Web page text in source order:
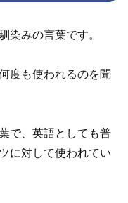
染みの言葉です。
度も使われるのを聞
で、英語としても普
に対して使われてい